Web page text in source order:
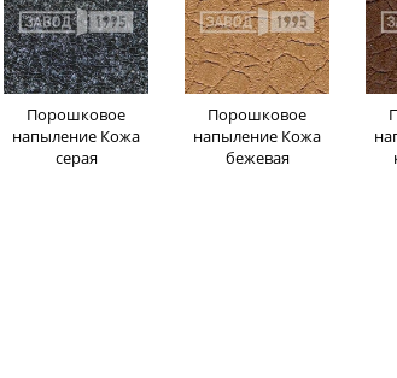
Порошковое
напыление Кожа
серая
Порошковое
напыление Кожа
бежевая